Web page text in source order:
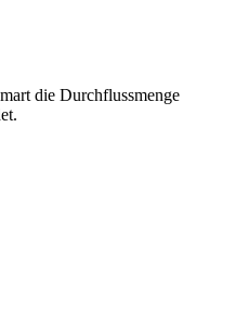
die Durchflussmenge